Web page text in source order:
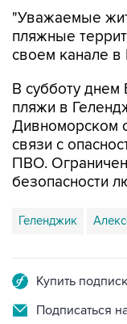
"Уважаемые
пляжные
своем канале в
В субботу днем
пляжи в
Дивноморском
связи с
ПВО.
безопасности
Геленджик
Купить
Подписаться